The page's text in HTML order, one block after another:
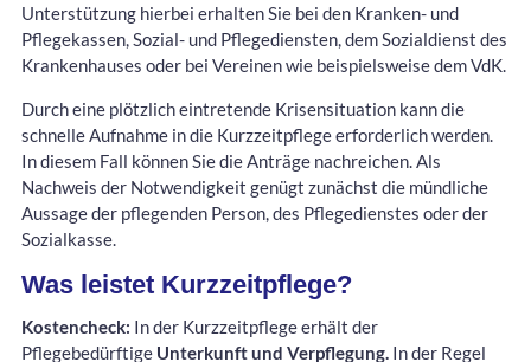
Unterstützung hierbei erhalten Sie bei den Kranken- und
Pflegekassen, Sozial- und Pflegediensten, dem Sozialdienst des
Krankenhauses oder bei Vereinen wie beispielsweise dem VdK.
Durch eine plötzlich eintretende Krisensituation kann die
schnelle Aufnahme in die Kurzzeitpflege erforderlich werden.
In diesem Fall können Sie die Anträge nachreichen. Als
Nachweis der Notwendigkeit genügt zunächst die mündliche
Aussage der pflegenden Person, des Pflegedienstes oder der
Sozialkasse.
Was leistet Kurzzeitpflege?
Kostencheck: In der Kurzzeitpflege erhält der
Pflegebedürftige Unterkunft und Verpflegung. In der Regel